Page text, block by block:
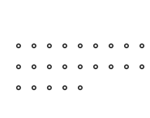
。。。。。。。。
。。。。。。。。
。。。。。